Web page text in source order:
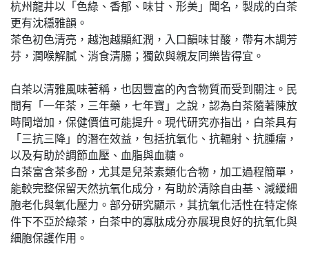
杭州龍井以「色綠、香郁、味甘、形美」聞名，製成的白茶
更有沈穩雅韻。
茶色初色清亮，越泡越顯紅潤，入口韻味甘酸，帶有木調芳
芬，潤喉解膩、消食清腸；獨飲與親友同樂皆得宜。
白茶以清雅風味著稱，也因豐富的內含物質而受到關注。民
間有「一年茶，三年藥，七年寶」之說，認為白茶隨著陳放
時間增加，保健價值可能提升。現代研究亦指出，白茶具有
「三抗三降」的潛在效益，包括抗氧化、抗輻射、抗腫瘤，
以及有助於調節血壓、血脂與血糖。
白茶富含茶多酚，尤其是兒茶素類化合物，加工過程簡單，
能較完整保留天然抗氧化成分，有助於清除自由基、減緩細
胞老化與氧化壓力。部分研究顯示，其抗氧化活性在特定條
件下不亞於綠茶，白茶中的寡肽成分亦展現良好的抗氧化與
細胞保護作用。